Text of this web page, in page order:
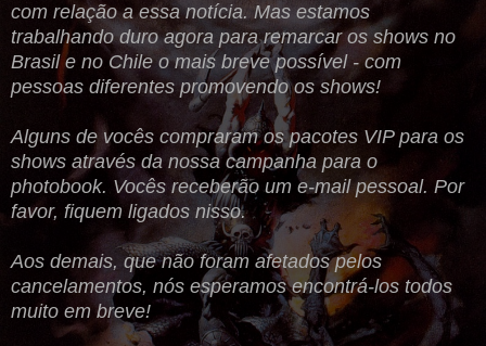
com relação a essa notícia. Mas estamos
trabalhando duro agora para remarcar os shows no
Brasil e no Chile o mais breve possível - com
pessoas diferentes promovendo os shows!
Alguns de vocês compraram os pacotes VIP para os
shows através da nossa campanha para o
photobook. Vocês receberão um e-mail pessoal. Por
favor, fiquem ligados nisso.
Aos demais, que não foram afetados pelos
cancelamentos, nós esperamos encontrá-los todos
muito em breve!